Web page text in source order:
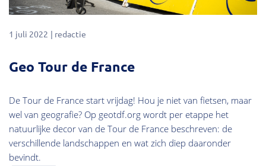
1 juli 2022 redactie
Geo Tour de France
De Tour de France start vrijdag! Hou je niet van fietsen, maar
wel van geografie? Op geotdf.org wordt per etappe het
natuurlijke decor van de Tour de France beschreven: de
verschillende landschappen en wat zich diep daaronder
bevindt.